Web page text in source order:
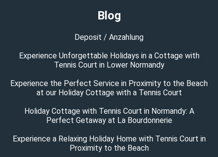
Blog
Deposit / Anzahlung
Experience Unforgettable Holidays in a Cottage with
Tennis Court in Lower Normandy
Experience the Perfect Service in Proximity to the Beach
at our Holiday Cottage with a Tennis Court
Holiday Cottage with Tennis Court in Normandy: A
Perfect Getaway at La Bourdonnerie
Experience a Relaxing Holiday Home with Tennis Court in
Proximity to the Beach